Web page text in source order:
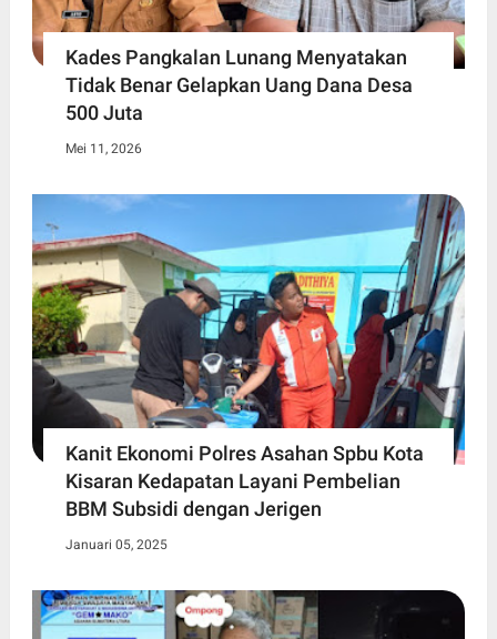
Kades Pangkalan Lunang Menyatakan
Tidak Benar Gelapkan Uang Dana Desa
500 Juta
Mei 11, 2026
Kanit Ekonomi Polres Asahan Spbu Kota
Kisaran Kedapatan Layani Pembelian
BBM Subsidi dengan Jerigen
Januari 05, 2025